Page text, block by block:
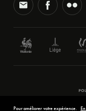
Pour améliorer votre expérience.